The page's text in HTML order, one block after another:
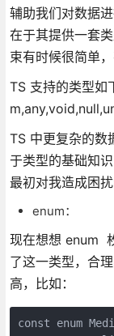
辅助我们对数据
在于其提供一套
束有时候很简单，
TS 支持的类型
TS 中更复杂的数
于类型的基础知
最初对我造成困扰
enum：
现在想想 enum
了这一类型，合
高，比如：
const enum